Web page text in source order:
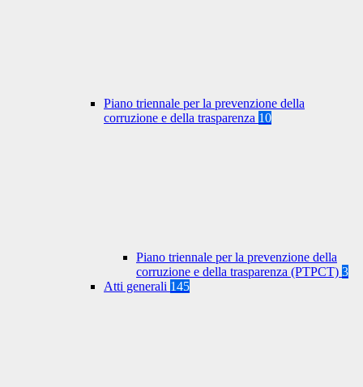
Piano triennale per la prevenzione della
corruzione e della trasparenza 10
Piano triennale per la prevenzione della
corruzione e della trasparenza (PTPCT) 3
Atti generali 145